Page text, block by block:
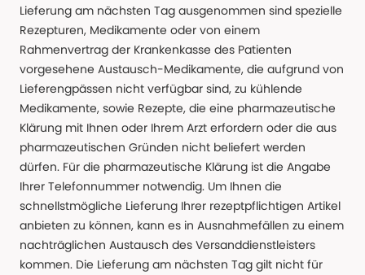
Lieferung am nächsten Tag ausgenommen sind spezielle
Rezepturen, Medikamente oder von einem
Rahmenvertrag der Krankenkasse des Patienten
vorgesehene Austausch-Medikamente, die aufgrund von
Lieferengpässen nicht verfügbar sind, zu kühlende
Medikamente, sowie Rezepte, die eine pharmazeutische
Klärung mit Ihnen oder Ihrem Arzt erfordern oder die aus
pharmazeutischen Gründen nicht beliefert werden
dürfen. Für die pharmazeutische Klärung ist die Angabe
Ihrer Telefonnummer notwendig. Um Ihnen die
schnellstmögliche Lieferung Ihrer rezeptpflichtigen Artikel
anbieten zu können, kann es in Ausnahmefällen zu einem
nachträglichen Austausch des Versanddienstleisters
kommen. Die Lieferung am nächsten Tag gilt nicht für